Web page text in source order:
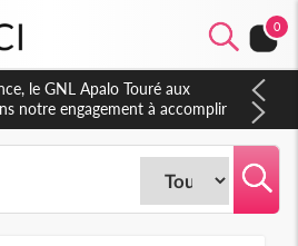
0
réforme constitutionnelle en
un exclu d'avance